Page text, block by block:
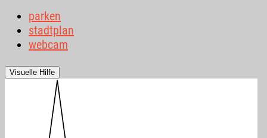
parken
stadtplan
webcam
Visuelle Hilfe